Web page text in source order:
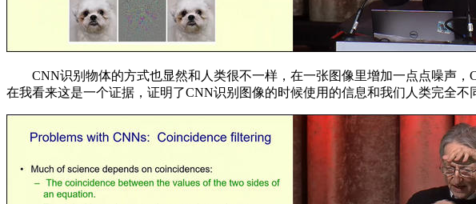
CNN识别物体的方式也显然和人类很不一样，在一张图像里增加一点点噪声，
在我看来这是一个证据，证明了CNN识别图像的时候使用的信息和我们人类完全